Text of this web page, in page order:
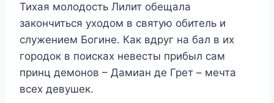
Тихая молодость Лилит обещала
закончиться уходом в святую обитель и
служением Богине. Как вдруг на бал в их
городок в поисках невесты прибыл сам
принц демонов – Дамиан де Грет – мечта
всех девушек.